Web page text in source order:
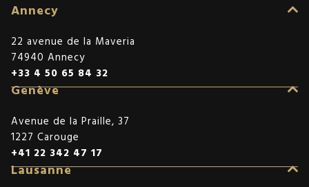
Annecy
22 avenue de la Maveria
74940 Annecy
+33 4 50 65 84 32
Genève
Avenue de la Praille, 37
1227 Carouge
+41 22 342 47 17
Lausanne